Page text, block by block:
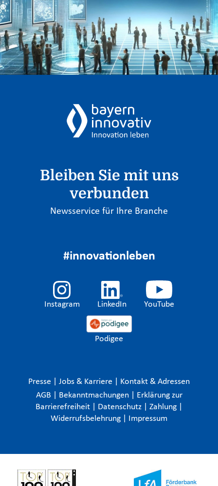
Bleiben Sie mit uns
verbunden
Newsservice für Ihre Branche
#innovationleben
Instagram LinkedIn YouTube
Podigee
Presse Jobs & Karriere
Kontakt & Adressen
AGB
Bekanntmachungen
Erklärung zur
Barrierefreiheit
Datenschutz Zahlung
Widerrufsbelehrung
Impressum